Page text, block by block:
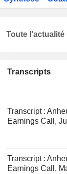
Transcripts
Transcript :
Earnings Call,
Transcript :
Earnings Call,
Toute l'actualité